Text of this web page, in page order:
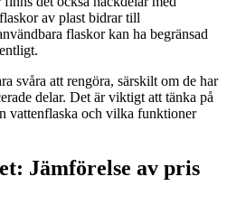
av plast bidrar till
flaskor kan ha begränsad
svåra att rengöra, särskilt om de har
delar. Det är viktigt att tänka på
vattenflaska och vilka funktioner
Jämförelse av pris